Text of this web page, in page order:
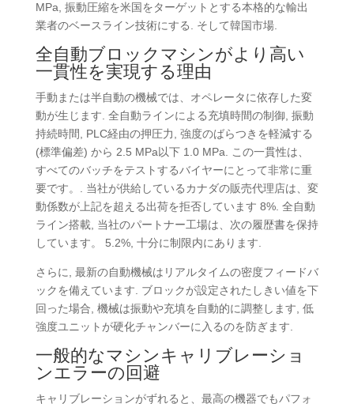
MPa, 振動圧縮を米国をターゲットとする本格的な輸出
業者のベースライン技術にする. そして韓国市場.
全自動ブロックマシンがより高い
一貫性を実現する理由
手動または半自動の機械では、オペレータに依存した変
動が生じます. 全自動ラインによる充填時間の制御, 振動
持続時間, PLC経由の押圧力, 強度のばらつきを軽減する
(標準偏差) から 2.5 MPa以下 1.0 MPa. この一貫性は、
すべてのバッチをテストするバイヤーにとって非常に重
要です。. 当社が供給しているカナダの販売代理店は、変
動係数が上記を超える出荷を拒否しています 8%. 全自動
ライン搭載, 当社のパートナー工場は、次の履歴書を保持
しています。 5.2%, 十分に制限内にあります.
さらに, 最新の自動機械はリアルタイムの密度フィードバ
ックを備えています. ブロックが設定されたしきい値を下
回った場合, 機械は振動や充填を自動的に調整します, 低
強度ユニットが硬化チャンバーに入るのを防ぎます.
一般的なマシンキャリブレーショ
ンエラーの回避
キャリブレーションがずれると、最高の機器でもパフォ